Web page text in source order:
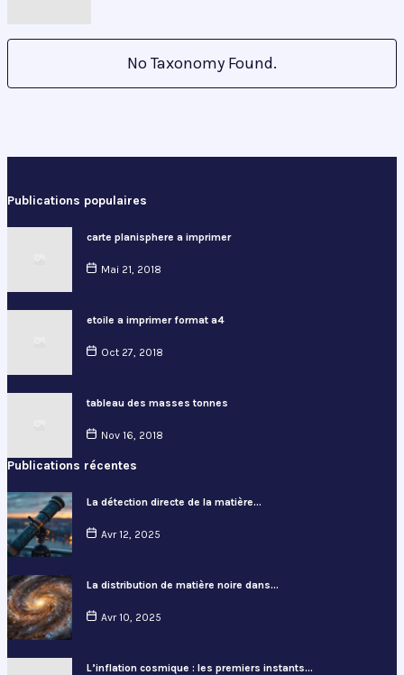
No Taxonomy Found.
Publications populaires
carte planisphere a imprimer
Mai 21, 2018
etoile a imprimer format a4
Oct 27, 2018
tableau des masses tonnes
Nov 16, 2018
Publications récentes
La détection directe de la matière…
Avr 12, 2025
La distribution de matière noire dans…
Avr 10, 2025
L’inflation cosmique : les premiers instants…